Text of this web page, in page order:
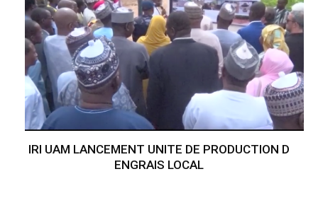
IRI UAM LANCEMENT UNITE DE PRODUCTION D
ENGRAIS LOCAL